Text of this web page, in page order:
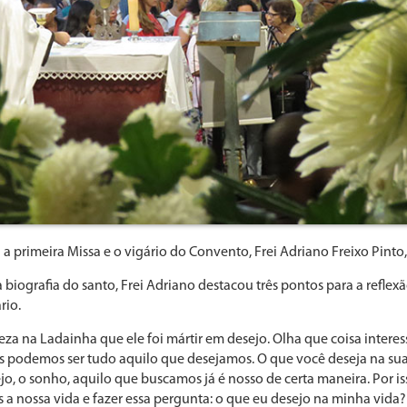
primeira Missa e o vigário do Convento, Frei Adriano Freixo
do santo, Frei Adriano destacou três pontos para a
na Ladainha que ele foi mártir em desejo. Olha que coisa
podemos ser tudo aquilo que desejamos. O que você deseja na
o sonho, aquilo que buscamos já é nosso de certa maneira. Por
nossa vida e fazer essa pergunta: o que eu desejo na minha